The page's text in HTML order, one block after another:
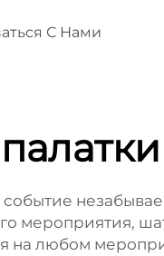
С Нами
мероприятия,
на любом